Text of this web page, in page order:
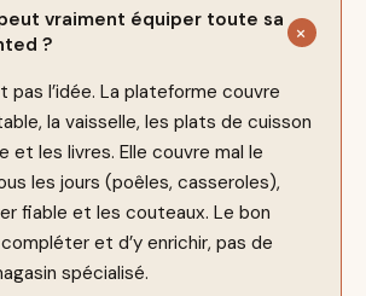
vraiment équiper toute sa
?
pas l’idée. La plateforme couvre
la vaisselle, les plats de cuisson
et les livres. Elle couvre mal le
les jours (poêles, casseroles),
fiable et les couteaux. Le bon
et d’y enrichir, pas de
spécialisé.